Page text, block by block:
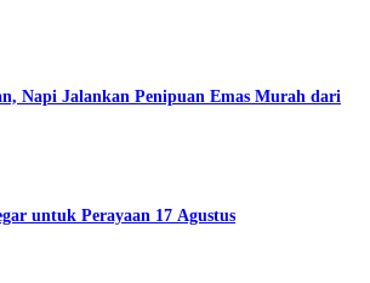
Napi Jalankan Penipuan Emas Murah dari
untuk Perayaan 17 Agustus